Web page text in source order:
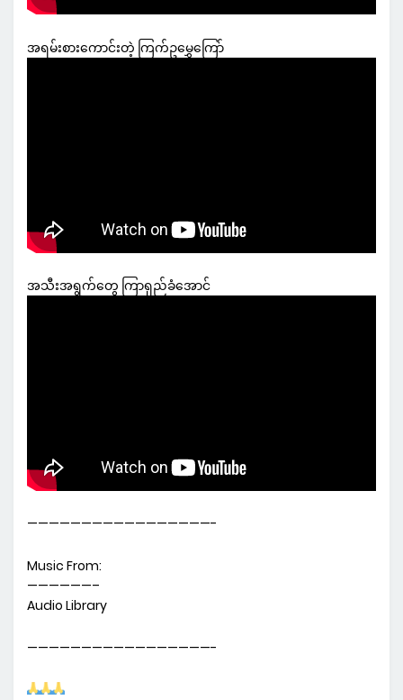
အရမ်းစားကောင်းတဲ့ ကြက်ဥမွှေကြော်
အသီးအရွက်တွေ ကြာရှည်ခံအောင်
—————————————————-
Music From:
——————–
Audio Library
—————————————————-